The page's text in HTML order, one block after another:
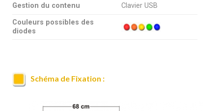
Gestion du contenu
Clavier USB
Couleurs possibles des
diodes
Schéma de Fixation :